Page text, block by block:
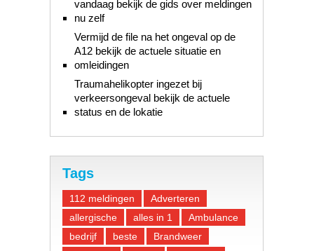
vandaag bekijk de gids over meldingen
nu zelf
Vermijd de file na het ongeval op de
A12 bekijk de actuele situatie en
omleidingen
Traumahelikopter ingezet bij
verkeersongeval bekijk de actuele
status en de lokatie
Tags
112 meldingen
Adverteren
allergische
alles in 1
Ambulance
bedrijf
beste
Brandweer